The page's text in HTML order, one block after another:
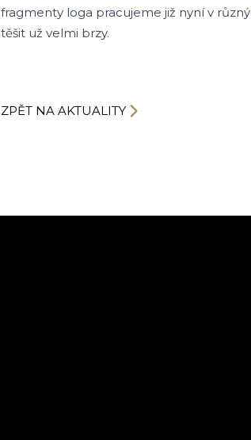
fragmenty loga pracujeme již nyní v
těšit už velmi brzy.
ZPĚT NA AKTUALITY